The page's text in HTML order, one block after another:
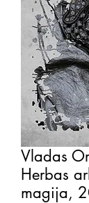
Vladas
Herbas
magija,